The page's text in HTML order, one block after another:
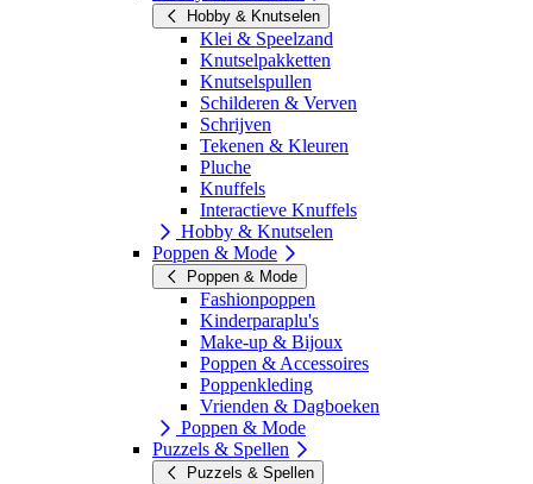
Hobby & Knutselen
Klei & Speelzand
Knutselpakketten
Knutselspullen
Schilderen & Verven
Schrijven
Tekenen & Kleuren
Pluche
Knuffels
Interactieve Knuffels
Hobby & Knutselen
Poppen & Mode
Poppen & Mode
Fashionpoppen
Kinderparaplu's
Make-up & Bijoux
Poppen & Accessoires
Poppenkleding
Vrienden & Dagboeken
Poppen & Mode
Puzzels & Spellen
Puzzels & Spellen